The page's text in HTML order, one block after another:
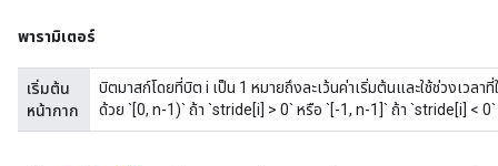
พารามิเตอร์
เริ่มต้น
หน้ากาก
บิตมาสก์โดยที่บิต i เป็น 1 หมายถึงละเว้นค่าเริ่มต้นและใช้ช่วงเวล
ด้วย `[0, n-1)` ถ้า `stride[i] > 0` หรือ `[-1, n-1]` ถ้า `stride[i] < 0`